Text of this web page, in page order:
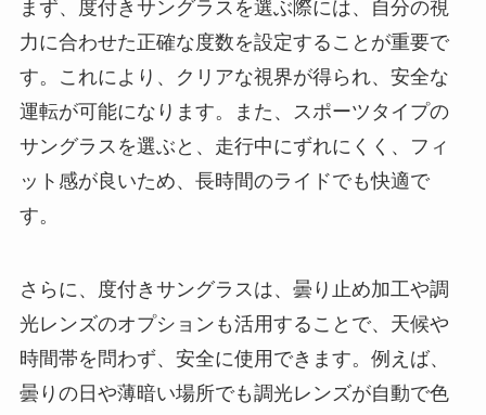
まず、度付きサングラスを選ぶ際には、自分の視
力に合わせた正確な度数を設定することが重要で
す。これにより、クリアな視界が得られ、安全な
運転が可能になります。また、スポーツタイプの
サングラスを選ぶと、走行中にずれにくく、フィ
ット感が良いため、長時間のライドでも快適で
す。
さらに、度付きサングラスは、曇り止め加工や調
光レンズのオプションも活用することで、天候や
時間帯を問わず、安全に使用できます。例えば、
曇りの日や薄暗い場所でも調光レンズが自動で色